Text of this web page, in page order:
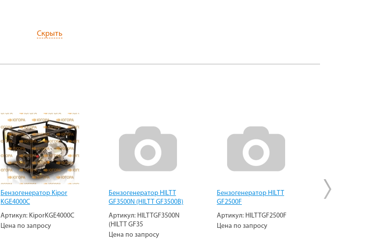
Скрыть
Бензогенератор Kipor
KGE4000C
Артикул: KiporKGE4000C
Цена по запросу
Бензогенератор HILTT
GF3500N (HILTT GF3500B)
Артикул: HILTTGF3500N
(HILTT GF35
Цена по запросу
Бензогенератор HILTT
GF2500F
Артикул: HILTTGF2500F
Цена по запросу
Бензогенератор